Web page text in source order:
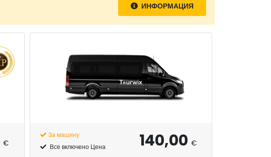
ИНФОРМАЦИЯ
€
За машину
Все включено Цена
140,00 €